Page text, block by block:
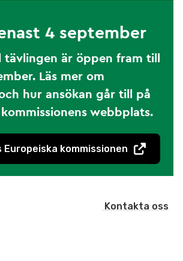
4 september
tävlingen är öppen fram till
Läs mer om
hur ansökan går till på
kommissionens webbplats.
Europeiska kommissionen
Kontakta oss